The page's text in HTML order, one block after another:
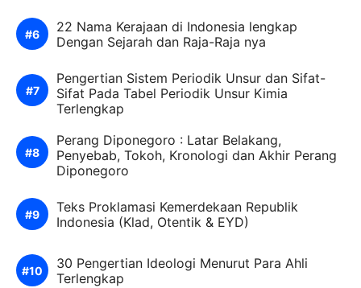
22 Nama Kerajaan di Indonesia lengkap
Dengan Sejarah dan Raja-Raja nya
Pengertian Sistem Periodik Unsur dan Sifat-
Sifat Pada Tabel Periodik Unsur Kimia
Terlengkap
Perang Diponegoro : Latar Belakang,
Penyebab, Tokoh, Kronologi dan Akhir Perang
Diponegoro
Teks Proklamasi Kemerdekaan Republik
Indonesia (Klad, Otentik & EYD)
30 Pengertian Ideologi Menurut Para Ahli
Terlengkap